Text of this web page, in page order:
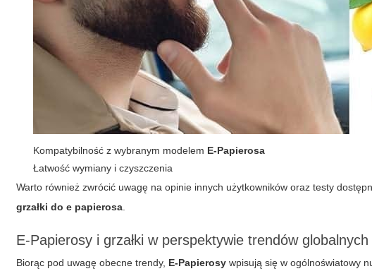
Kompatybilność z wybranym modelem E-Papierosa
Łatwość wymiany i czyszczenia
Warto również zwrócić uwagę na opinie innych użytkowników oraz testy
grzałki do e papierosa
E-Papierosy i grzałki w perspektywie trendów globalnych
Biorąc pod uwagę obecne trendy, E-Papierosy wpisują się w ogólnoświatowy